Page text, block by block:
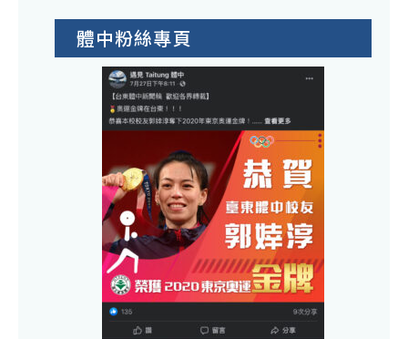
體中粉絲專頁